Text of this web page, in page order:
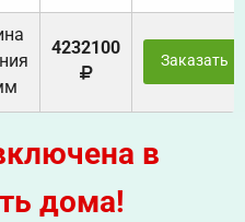
4232100
Заказать
в
дома!